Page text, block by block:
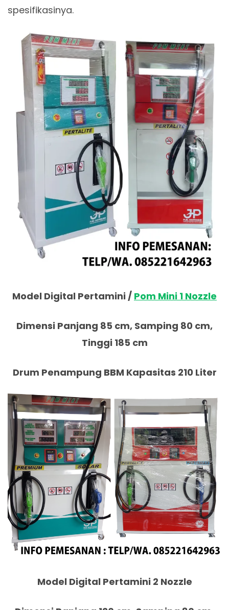
spesifikasinya.
Model Digital Pertamini / Pom Mini 1 Nozzle
Dimensi Panjang 85 cm, Samping 80 cm,
Tinggi 185 cm
Drum Penampung BBM Kapasitas 210 Liter
Model Digital Pertamini 2 Nozzle